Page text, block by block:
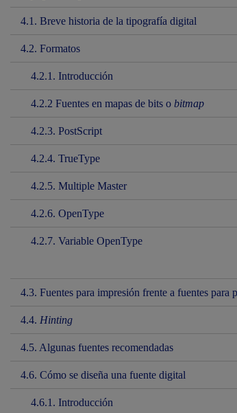
4.1. Breve historia de la tipografía digital
4.2. Formatos
4.2.1. Introducción
4.2.2 Fuentes en mapas de bits o bitmap
4.2.3. PostScript
4.2.4. TrueType
4.2.5. Multiple Master
4.2.6. OpenType
4.2.7. Variable OpenType
4.3. Fuentes para impresión frente a fuentes para
4.4. Hinting
4.5. Algunas fuentes recomendadas
4.6. Cómo se diseña una fuente digital
4.6.1. Introducción